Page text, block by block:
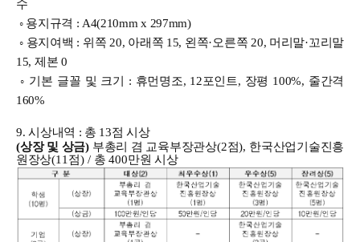
수
◦ 용지규격 : A4(210mm x 297mm)
◦ 용지여백 : 위쪽 20, 아래쪽 15, 왼쪽·오른쪽 20, 머리말·꼬리말
15, 제본 0
◦ 기본 글꼴 및 크기 : 휴먼명조, 12포인트, 장평 100%, 줄간격
160%
9. 시상내역 : 총 13점 시상
(상장 및 상금) 부총리 겸 교육부장관상(2점), 한국산업기술진흥
원장상(11점) / 총400만원 시상